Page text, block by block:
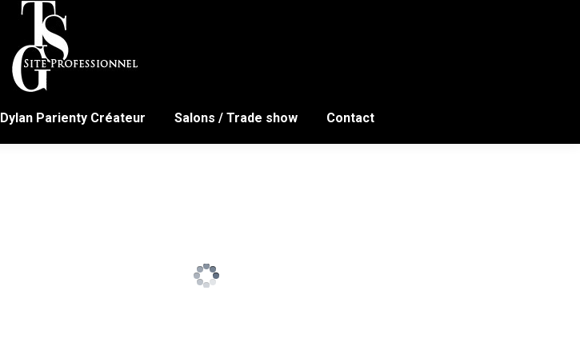
Dylan Parienty Créateur Salons / Trade show Contact